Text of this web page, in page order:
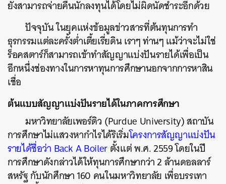
ยังสามารถจ่ายคืนนักลงทุนได้โดยไม่ผิดนัดชำระอีกด้วย
ปัจจุบัน ในยุคแห่งข้อมูลข่าวสารที่ต้นทุนการทำ
ธุรกรรมแต่ละครั้งต่ำเตี้ยเรี่ยดิน เราๆ ท่านๆ แม้ว่าจะไม่ใช่
ร็อคสตาร์ก็สามารถเข้าทำสัญญาแบ่งปันรายได้เพื่อเป็น
อีกหนึ่งช่องทางในการหาทุนการศึกษานอกจากการหาสิน
เชื่อ
ต้นแบบสัญญาแบ่งปันรายได้ในภาคการศึกษา
มหาวิทยาลัยเพอร์ดิว (Purdue University) สถาบัน
การศึกษาไม่แสวงหากำไรได้ริเริ่มโครงการสัญญาแบ่งปัน
รายได้ชื่อว่า Back A Boilerตั้งแต่ พ.ศ. 2559 โดยในปี
การศึกษาดังกล่าวได้ให้ทุนการศึกษากว่า 2 ล้านดอลลาร์
สหรัฐ กับนักศึกษา 160 คนในมหาวิทยาลัย เพื่อบรรเทา